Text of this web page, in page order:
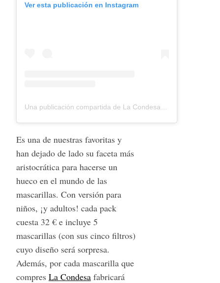
Ver esta publicación en Instagram
Es una de nuestras favoritas y
han dejado de lado su faceta más
aristocrática para hacerse un
hueco en el mundo de las
mascarillas. Con versión para
niños, ¡y adultos! cada pack
cuesta 32 € e incluye 5
mascarillas (con sus cinco filtros)
cuyo diseño será sorpresa.
Además, por cada mascarilla que
compres La Condesafabricará